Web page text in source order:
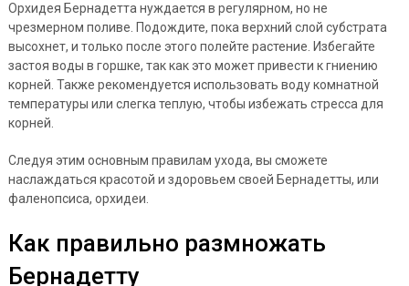
Орхидея Бернадетта нуждается в регулярном, но не
чрезмерном поливе. Подождите, пока верхний слой субстрата
высохнет, и только после этого полейте растение. Избегайте
застоя воды в горшке, так как это может привести к гниению
корней. Также рекомендуется использовать воду комнатной
температуры или слегка теплую, чтобы избежать стресса для
корней.
Следуя этим основным правилам ухода, вы сможете
наслаждаться красотой и здоровьем своей Бернадетты, или
фаленопсиса, орхидеи.
Как правильно размножать
Бернадетту